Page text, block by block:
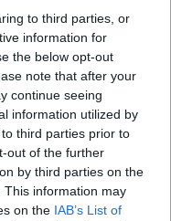
to third parties, or
information for
the below opt-out
note that after your
continue seeing
information utilized by
third parties prior to
out of the further
by third parties on the
This information may
on the IAB’s List of